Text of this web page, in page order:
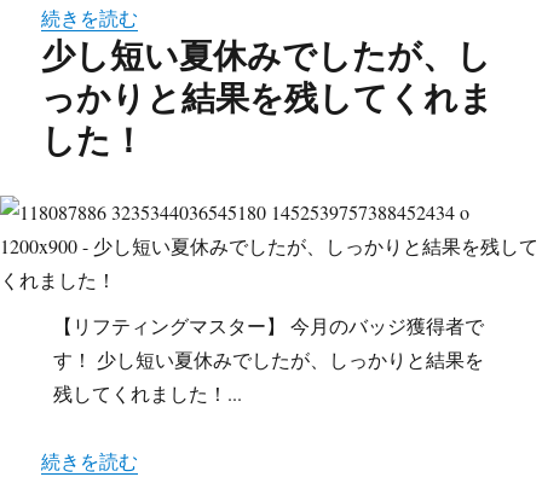
続きを読む
少し短い夏休みでしたが、し
っかりと結果を残してくれま
した！
【リフティングマスター】 今月のバッジ獲得者で
す！ 少し短い夏休みでしたが、しっかりと結果を
残してくれました！...
続きを読む